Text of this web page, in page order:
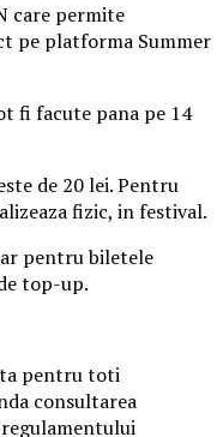
care permite
pe platforma Summer
fi facute pana pe 14
de 20 lei. Pentru
fizic, in festival.
pentru biletele
top-up.
pentru toti
consultarea